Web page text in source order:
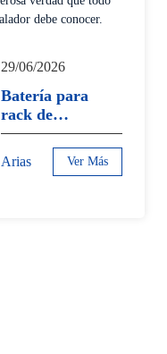
29/06/2026
Batería para
rack de
servidores 3U
vs 4U: La
poderosa
Arias Ver Más
12/11/2024
CiFi SUN
impresiona a
sus clientes
holandeses con
una visita a la
Arias Ver Más